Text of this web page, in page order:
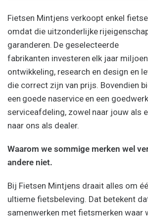
Fietsen Mintjens verkoopt enkel
omdat die uitzonderlijke
garanderen. De geselecteerde
fabrikanten investeren elk jaar
ontwikkeling, research en design en
die correct zijn van prijs. Bovendien
een goede naservice en een
serviceafdeling, zowel naar jouw als
naar ons als dealer.
Waarom we sommige merken wel
andere niet.
Bij Fietsen Mintjens draait alles om
ultieme fietsbeleving. Dat betekent
samenwerken met fietsmerken waar